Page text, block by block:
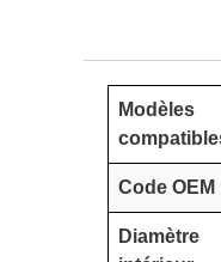
Modèles
Code OEM
Diamètre